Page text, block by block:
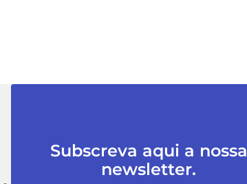
Subscreva aqui a nossa
newsletter.